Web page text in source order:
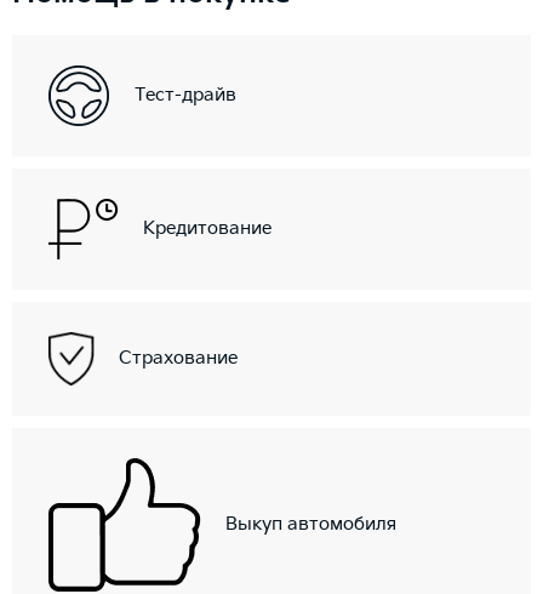
Тест-драйв
Кредитование
Страхование
Выкуп автомобиля